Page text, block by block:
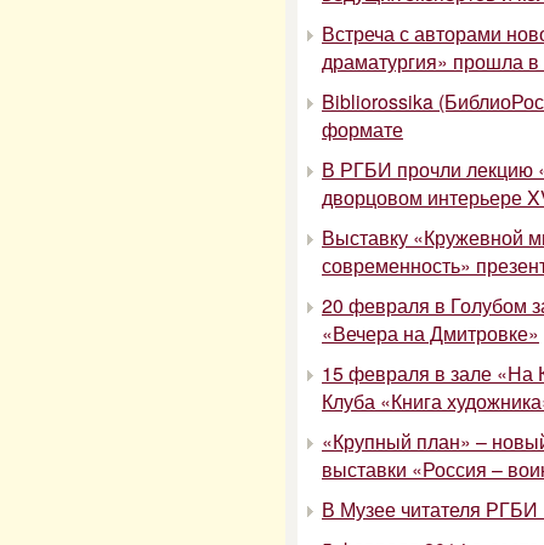
Встреча с авторами
драматургия» прошла
Bibliorossika
формате
В РГБИ прочли лекцию
дворцовом интерьере
Выставку «Кружевной
современность»
20 февраля в Голубом
«Вечера на Дмитровке»
15 февраля в зале «На
Клуба «Книга
«Крупный план» –
выставки «Россия –
В Музее читателя